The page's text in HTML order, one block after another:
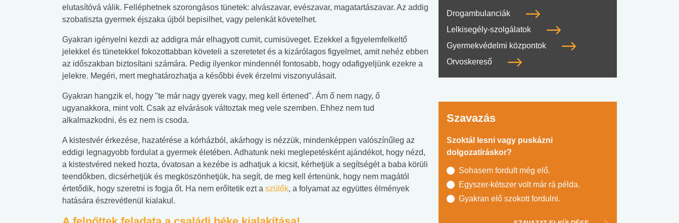
elutasítóvá válik. Felléphetnek szorongásos tünetek: alvászavar, evészavar, magatartászavar. Az addig
szobatiszta gyermek éjszaka újból bepisilhet, vagy pelenkát követelhet.
Gyakran igényelni kezdi az addigra már elhagyott cumit, cumisüveget. Ezekkel a figyelemfelkeltő
jelekkel és tünetekkel fokozottabban követeli a szeretetet és a kizárólagos figyelmet, amit nehéz ebben
az időszakban biztosítani számára. Pedig ilyenkor mindennél fontosabb, hogy odafigyeljünk ezekre a
jelekre. Megéri, mert meghatározhatja a későbbi évek érzelmi viszonyulásait.
Gyakran hangzik el, hogy "te már nagy gyerek vagy, meg kell értened". Ám ő nem nagy, ő
ugyanakkora, mint volt. Csak az elvárások változtak meg vele szemben. Ehhez nem tud
alkalmazkodni, és ez nem is csoda.
A kistestvér érkezése, hazatérése a kórházból, akárhogy is nézzük, mindenképpen valószínűleg az
eddigi legnagyobb fordulat a gyermek életében. Adhatunk neki meglepetésként ajándékot, hogy nézd,
a kistestvéred neked hozta, óvatosan a kezébe is adhatjuk a kicsit, kérhetjük a segítségét a baba körüli
teendőkben, dicsérhetjük és megköszönhetjük, ha segít, de meg kell értenünk, hogy nem magától
értetődik, hogy szeretni is fogja őt. Ha nem erőltetik ezt a szülők, a folyamat az együttes élmények
hatására észrevétlenül kialakul.
Drogambulanciák
Lelkisegély-szolgálatok
Gyermekvédelmi központok
Orvoskereső
Szavazás
Szoktál lesni vagy puskázni
dolgozatíráskor?
Sohasem fordult még elő.
Egyszer-kétszer volt már rá példa.
Gyakran elő szokott fordulni.